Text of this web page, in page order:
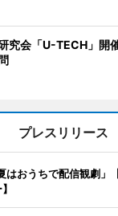
究会「U-TECH」
プレスリリース
はおうちで配信観劇」